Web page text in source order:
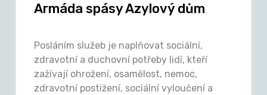
Armáda spásy Azylový dům
Posláním služeb je naplňovat sociální,
zdravotní a duchovní potřeby lidí, kteří
zažívají ohrožení, osamělost, nemoc,
zdravotní postižení, sociální vyloučení a